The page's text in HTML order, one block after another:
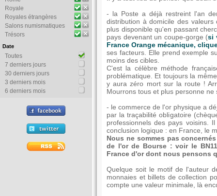
Royale
Royales étrangères
Salons numismatiques
Trésors
Date
Toutes
7 derniers jours
30 derniers jours
3 derniers mois
6 derniers mois
- la Poste a déjà restreint l'an
distribution à domicile des
plus disponible qu'en passant
pays devenant un coupe-gorge (si
France Orange mécanique,
ses facteurs. Elle prend exemple
moins des cibles.
C'est la célèbre méthode
problématique. Et toujours la
y aura zéro mort sur la route !
Mourrons tous et plus personne ne
- le commerce de l'or physique a
par la traçabilité obligatoire
professionnels des pays voisins.
conclusion logique : en France, le
Nous ne sommes pas
de l'or de Bourse : voir le
France d'or dont nous pensons
Quelque soit le motif de l'auteur
monnaies et billets de collection
compte une valeur minimale, là